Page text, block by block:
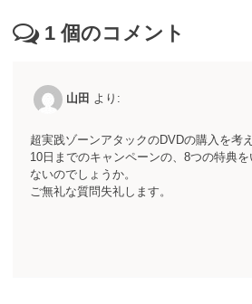
1 個のコメント
山田 より:
超実践ゾーンアタックのDVDの購入を考
10日までのキャンペーンの、8つの特典
ないのでしょうか。
ご無礼な質問失礼します。